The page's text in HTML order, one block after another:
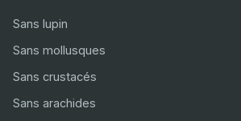
Sans lupin
Sans mollusques
Sans crustacés
Sans arachides